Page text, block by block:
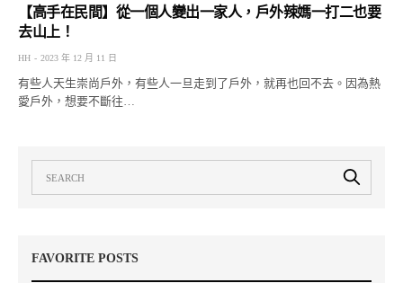
【高手在民間】從一個人變出一家人，戶外辣媽一打二也要
去山上！
HH 2023 年 12 月 11 日
有些人天生崇尚戶外，有些人一旦走到了戶外，就再也回不去。因為熱
愛戶外，想要不斷往…
FAVORITE POSTS